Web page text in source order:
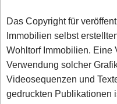
Das Copyright für
Immobilien selbst
Wohltorf Immobilien. Eine
Verwendung solcher
Videosequenzen und
gedruckten Publikationen